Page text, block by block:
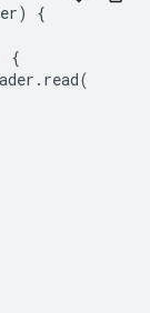
)
{
{
. read(